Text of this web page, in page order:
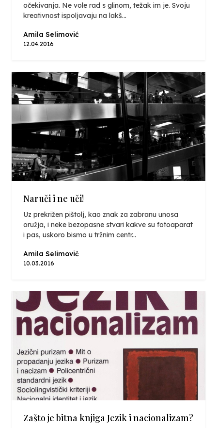
očekivanja. Ne vole rad s glinom, težak im je. Svoju
kreativnost ispoljavaju na lakš...
Amila Selimović
12.04.2016
Naruči i ne uči!
Uz prekrižen pištolj, kao znak za zabranu unosa
oružja, i neke bezopasne stvari kakve su fotoaparat
i pas, uskoro bismo u tržnim centr...
Amila Selimović
10.03.2016
Zašto je bitna knjiga Jezik i nacionalizam?